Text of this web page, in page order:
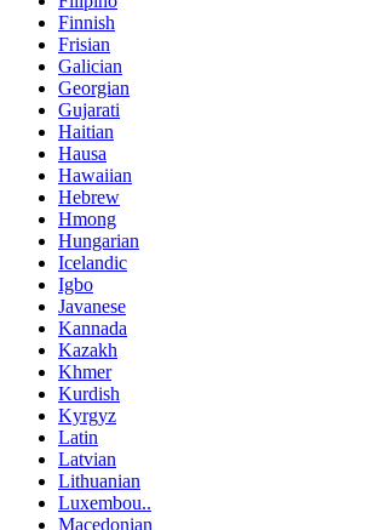
Finnish
Frisian
Galician
Georgian
Gujarati
Haitian
Hausa
Hawaiian
Hebrew
Hmong
Hungarian
Icelandic
Igbo
Javanese
Kannada
Kazakh
Khmer
Kurdish
Kyrgyz
Latin
Latvian
Lithuanian
Luxembou..
Macedonian